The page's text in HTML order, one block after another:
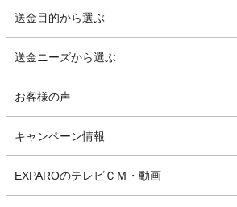
送金目的から選ぶ
送金ニーズから選ぶ
お客様の声
キャンペーン情報
EXPAROのテレビＣＭ・動画